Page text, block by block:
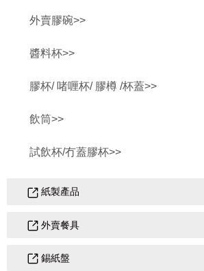
外賣膠碗>>
醬料杯>>
膠杯/ 啫喱杯/ 膠樽 /杯蓋>>
飲筒>>
試飲杯/冇蓋膠杯>>
紙製產品
外賣餐具
錫紙盤